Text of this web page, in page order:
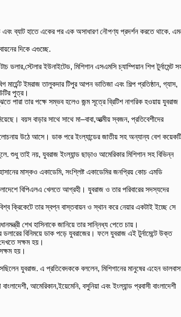
এবং ব্যাট হাতে একের পর এক অসাধারণ নৌপণ্য প্রদর্শন করতে থাকে.
দিকে এগুচ্ছে.
ডলার,স্টেলার ইউনাইটেড, মিশিগান এসএমসি চ্যাম্পিয়ান শিপ টুর্নামেন্ট
ইমরাজ তালুকদার টিপুর আপন ভাতিজা এবং শিল্প প্রতিষ্ঠান, গ্যাস,
পুত্র।
পারা তার পক্ষে সম্ভব হলেও জন্ম সূত্রে ব্রিটিশ নাগরিক হওয়ায় যুবরাজ
বয়স বাড়ার সাথে সাথে মা–বাবা,আত্মীয় স্বজন, প্রতিবেশীদের
উঠে আসে। ডাক পরে ইংল্যান্ডের জাতীয় সহ অন্যান্য বেশ কয়েকটি
শুধু তাই নয়, যুবরাজ ইংল্যান্ড ছাড়াও আমেরিকার মিশিগান সহ বিভিন্ন
মাস্কও একাডেমি, সংশ্লিষ্ট একাডেমির জনপ্রিয় কোচ এমডি
বিপিএলএ খেলতে আগ্রহী। যুবরাজ ও তার পরিবারের সদস্যদের
ক্রিকেটে তার স্বপ্ন বাস্তবায়ন ও স্থান করে নেয়ার একটাই ইচ্ছে সে
শেখ হাসিনাকে জানিয়ে তার সান্নিধ্য পেতে চায়।
ডলারের বিনিময়ে ডাক পড়ে যুবরাজের। ফলে যুবরাজ এই টুর্নামেন্টে উক্ত
সক্ষম হয়।
হয়।
যুবরাজ. এ প্রতিবেদককে বললেন, মিশিগানের মানুষের এহেন
আমেরিকান,ইয়েমেনি, বসুনিয়া এবং ইংল্যান্ড প্রবাসী বাংলাদেশী